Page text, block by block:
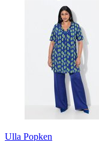
Ulla Popken